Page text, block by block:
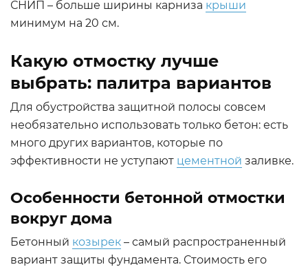
СНИП – больше ширины карниза крыши
минимум на 20 см.
Какую отмостку лучше
выбрать: палитра вариантов
Для обустройства защитной полосы совсем
необязательно использовать только бетон: есть
много других вариантов, которые по
эффективности не уступают цементной заливке.
Особенности бетонной отмостки
вокруг дома
Бетонный козырек – самый распространенный
вариант защиты фундамента. Стоимость его